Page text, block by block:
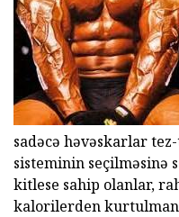
sadəcə həvəskarlar
sisteminin seçilməsinə
kitlese sahip olanlar,
kalorilerden